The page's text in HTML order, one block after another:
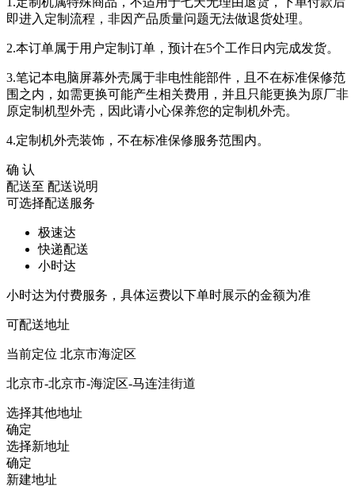
即进入定制流程，非因产品质量问题无法做退货处理。
2.本订单属于用户定制订单，预计在5个工作日内完成发货。
3.笔记本电脑屏幕外壳属于非电性能部件，且不在标准保修范
围之内，如需更换可能产生相关费用，并且只能更换为原厂非
原定制机型外壳，因此请小心保养您的定制机外壳。
4.定制机外壳装饰，不在标准保修服务范围内。
确 认
配送至 配送说明
可选择配送服务
极速达
快递配送
小时达
小时达为付费服务，具体运费以下单时展示的金额为准
可配送地址
当前定位 北京市海淀区
北京市-北京市-海淀区-马连洼街道
选择其他地址
确定
选择新地址
确定
新建地址